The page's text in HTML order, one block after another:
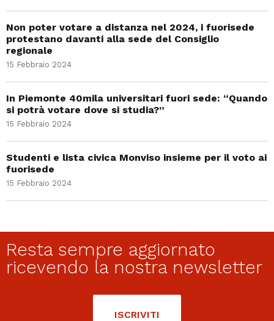
Non poter votare a distanza nel 2024, i fuorisede
protestano davanti alla sede del Consiglio
regionale
15 Febbraio 2024
In Piemonte 40mila universitari fuori sede: “Quando
si potrà votare dove si studia?”
15 Febbraio 2024
Studenti e lista civica Monviso insieme per il voto ai
fuorisede
15 Febbraio 2024
Resta sempre aggiornato
ricevendo la nostra newsletter
ISCRIVITI